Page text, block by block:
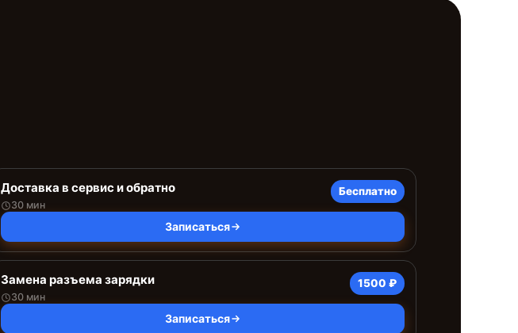
Доставка в сервис и обратно
30 мин
Бесплатно
Записаться
Замена разъема зарядки
30 мин
1500 ₽
Записаться